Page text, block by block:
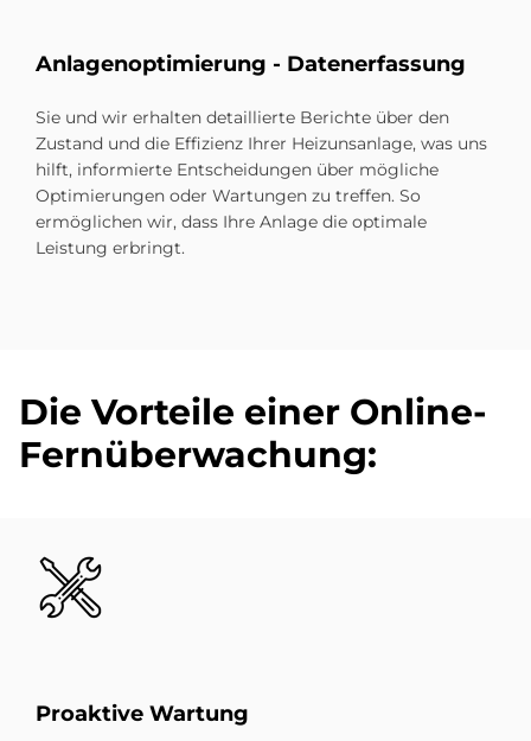
Anlagenoptimierung - Datenerfassung
Sie und wir erhalten detaillierte Berichte über den
Zustand und die Effizienz Ihrer Heizunsanlage, was uns
hilft, informierte Entscheidungen über mögliche
Optimierungen oder Wartungen zu treffen. So
ermöglichen wir, dass Ihre Anlage die optimale
Leistung erbringt.
Die Vor­teile ei­ner On­line-
Fern­über­wa­chung:
Bild
Proaktive Wartung